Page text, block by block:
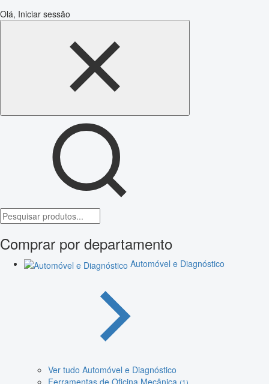
Olá, Iniciar sessão
Comprar por departamento
Automóvel e Diagnóstico
Ver tudo Automóvel e Diagnóstico
Ferramentas de Oficina Mecânica (1)